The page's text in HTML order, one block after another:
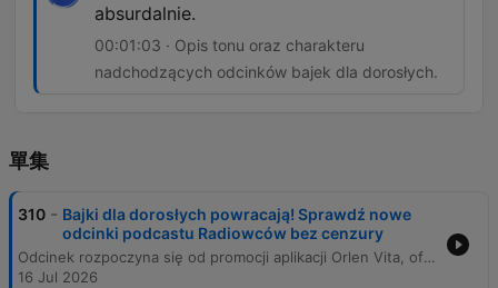
absurdalnie.
00:01:03 · Opis tonu oraz charakteru
nadchodzących odcinków bajek dla dorosłych.
單集
310 - Bajki dla dorosłych powracają! Sprawdź nowe
odcinki podcastu Radiowców bez cenzury
Odcinek rozpoczyna się od promocji aplikacji Orlen Vita, oferującej zniżki na paliwo oraz produkty spożywcze podczas wakacyjnych weekendów. Następnie następuje zapowiedź nowego sezonu audycji „Bajki dla dorosłych” prowadzonej przez Przemysława Skowrona, Tomasza Olbratowskiego i Jacka Tonkowicza. Program, osadzony w klimacie Podkarpacia, prezentuje nowe, groteskowe i absurdalne wersje znanych opowieści, które będą dostępne na platformach RMF ON oraz w innych serwisach podcastowych.
16 Jul 2026